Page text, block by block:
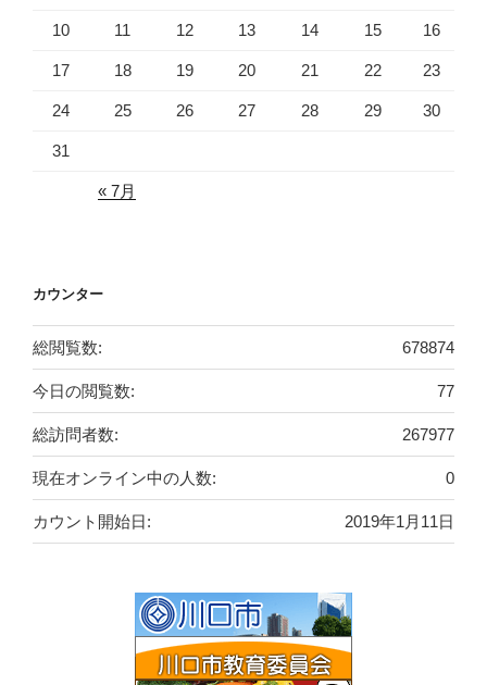
10 11 12 13 14 15 16
17 18 19 20 21 22 23
24 25 26 27 28 29 30
31
« 7月
カウンター
678874
総閲覧数:
77
今日の閲覧数:
267977
総訪問者数:
0
現在オンライン中の人数:
2019年1月11日
カウント開始日: